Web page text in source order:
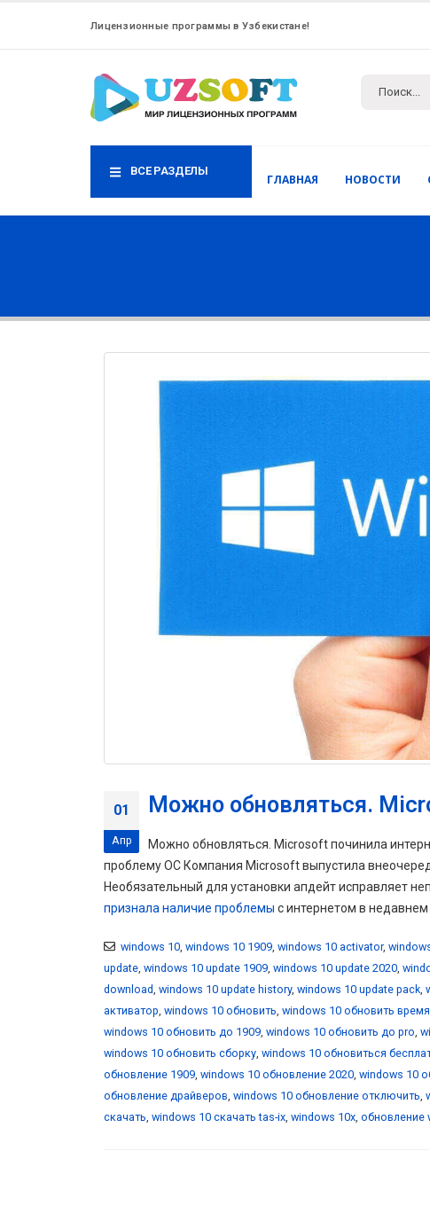
Лицензионные программы в Узбекистане!
ВСЕ РАЗДЕЛЫ
ГЛАВНАЯ НОВОСТИ
01
Апр
Можно обновляться.
Можно обновляться. Microsoft починила
проблему ОС Компания Microsoft выпустила
Необязательный для установки апдейт исправляет
признала наличие проблемы с интернетом в
windows 10, windows 10 1909, windows 10 activator,
update, windows 10 update 1909, windows 10 update 2020,
download, windows 10 update history, windows 10 update pack,
активатор, windows 10 обновить, windows 10 обновить время
windows 10 обновить до 1909, windows 10 обновить до pro,
windows 10 обновить сборку, windows 10 обновиться
обновление 1909, windows 10 обновление 2020, windows 10
обновление драйверов, windows 10 обновление отключить,
скачать, windows 10 скачать tas-ix, windows 10x, обновление